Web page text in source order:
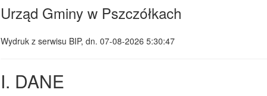
Urząd Gminy w Pszczółkach
Wydruk z serwisu BIP, dn. 07-08-2026 5:30:47
I. DANE